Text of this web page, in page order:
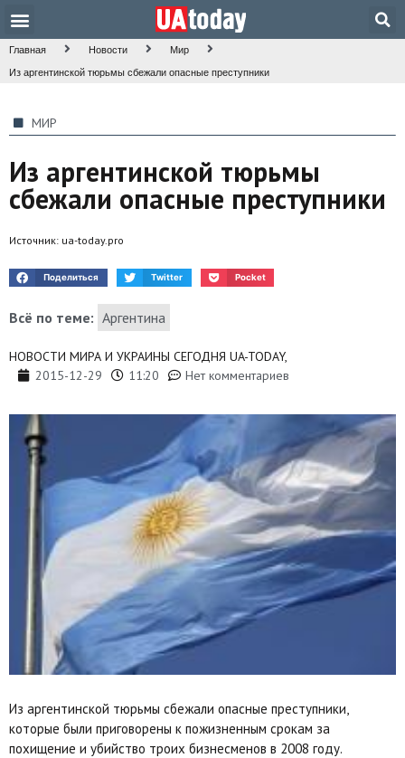
Главная Новости Мир
Из аргентинской тюрьмы сбежали опасные преступники
МИР
Из аргентинской тюрьмы
сбежали опасные преступники
Источник: ua-today.pro
Поделиться Twitter Pocket
Всё по теме: Аргентина
НОВОСТИ МИРА И УКРАИНЫ СЕГОДНЯ UA-TODAY,
2015-12-29
11:20 Нет комментариев
Из аргентинской тюрьмы сбежали опасные преступники,
которые были приговорены к пожизненным срокам за
похищение и убийство троих бизнесменов в 2008 году.